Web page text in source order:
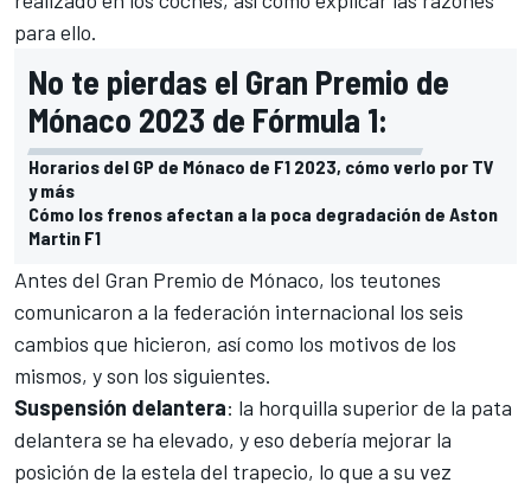
para ello.
No te pierdas el Gran Premio de
Mónaco 2023 de Fórmula 1:
Horarios del GP de Mónaco de F1 2023, cómo verlo por TV
y más
Cómo los frenos afectan a la poca degradación de Aston
Martin F1
Antes del Gran Premio de Mónaco, los teutones
comunicaron a la federación internacional los seis
cambios que hicieron, así como los motivos de los
mismos, y son los siguientes.
Suspensión delantera: la horquilla superior de la pata
delantera se ha elevado, y eso debería mejorar la
posición de la estela del trapecio, lo que a su vez